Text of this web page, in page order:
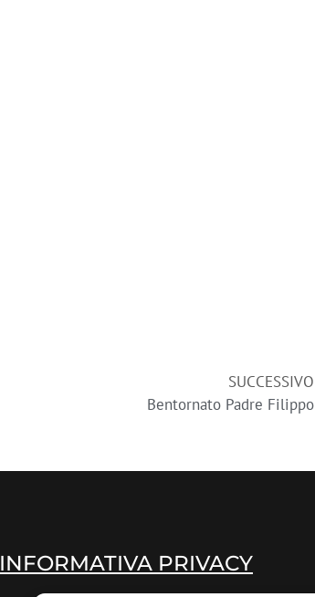
SUCCESSIVO
Bentornato Padre Filippo
INFORMATIVA PRIVACY